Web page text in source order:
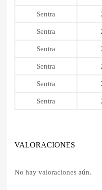
Sentra
Sentra
Sentra
Sentra
Sentra
Sentra
VALORACIONES
No hay valoraciones aún.